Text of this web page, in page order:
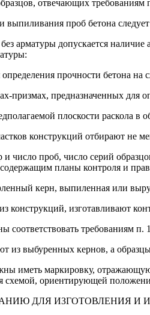
отвечающих требованиям
выпиливания проб бетона
арматуры допускается
прочности бетона на
призмах, предназначенных для
плоскости раскола
конструкций отбирают не
и число проб, число серий
планы контроля и
керн, выпиленная или
конструкций, изготавливают
требованиям п.
из выбуренных кернов, а
иметь маркировку,
ориентирующей
ДЛЯ ИЗГОТОВЛЕНИЯ И